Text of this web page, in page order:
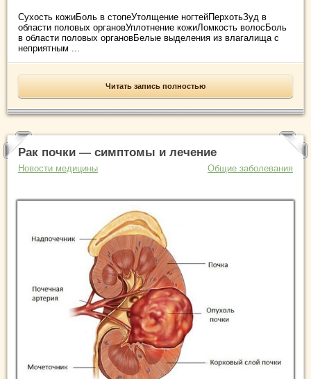
Сухость кожиБоль в стопеУтолщение ногтейПерхотьЗуд в
области половых органовУплотнение кожиЛомкость волосБоль
в области половых органовБелые выделения из влагалища с
неприятным ...
Читать запись полностью
Рак почки — симптомы и лечение
Новости медицины Общие заболевания